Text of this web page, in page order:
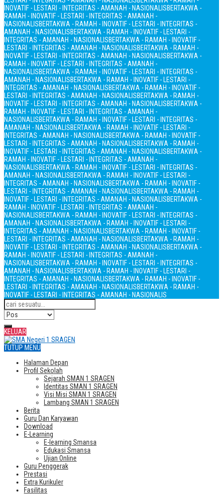
INOVATIF - LESTARI - INTEGRITAS - AMANAH - NASIONALISBERTAKWA -
RAMAH - INOVATIF - LESTARI - INTEGRITAS - AMANAH -
NASIONALISBERTAKWA - RAMAH - INOVATIF - LESTARI - INTEGRITAS -
AMANAH - NASIONALISBERTAKWA - RAMAH - INOVATIF - LESTARI -
INTEGRITAS - AMANAH - NASIONALISBERTAKWA - RAMAH - INOVATIF -
LESTARI - INTEGRITAS - AMANAH - NASIONALISBERTAKWA - RAMAH -
INOVATIF - LESTARI - INTEGRITAS - AMANAH - NASIONALISBERTAKWA -
RAMAH - INOVATIF - LESTARI - INTEGRITAS - AMANAH -
NASIONALISBERTAKWA - RAMAH - INOVATIF - LESTARI - INTEGRITAS -
AMANAH - NASIONALISBERTAKWA - RAMAH - INOVATIF - LESTARI -
INTEGRITAS - AMANAH - NASIONALISBERTAKWA - RAMAH - INOVATIF -
LESTARI - INTEGRITAS - AMANAH - NASIONALISBERTAKWA - RAMAH -
INOVATIF - LESTARI - INTEGRITAS - AMANAH - NASIONALISBERTAKWA -
RAMAH - INOVATIF - LESTARI - INTEGRITAS - AMANAH -
NASIONALISBERTAKWA - RAMAH - INOVATIF - LESTARI - INTEGRITAS -
AMANAH - NASIONALISBERTAKWA - RAMAH - INOVATIF - LESTARI -
INTEGRITAS - AMANAH - NASIONALISBERTAKWA - RAMAH - INOVATIF -
LESTARI - INTEGRITAS - AMANAH - NASIONALISBERTAKWA - RAMAH -
INOVATIF - LESTARI - INTEGRITAS - AMANAH - NASIONALISBERTAKWA -
RAMAH - INOVATIF - LESTARI - INTEGRITAS - AMANAH -
NASIONALISBERTAKWA - RAMAH - INOVATIF - LESTARI - INTEGRITAS -
AMANAH - NASIONALISBERTAKWA - RAMAH - INOVATIF - LESTARI -
INTEGRITAS - AMANAH - NASIONALISBERTAKWA - RAMAH - INOVATIF -
LESTARI - INTEGRITAS - AMANAH - NASIONALISBERTAKWA - RAMAH -
INOVATIF - LESTARI - INTEGRITAS - AMANAH - NASIONALISBERTAKWA -
RAMAH - INOVATIF - LESTARI - INTEGRITAS - AMANAH -
NASIONALISBERTAKWA - RAMAH - INOVATIF - LESTARI - INTEGRITAS -
AMANAH - NASIONALISBERTAKWA - RAMAH - INOVATIF - LESTARI -
INTEGRITAS - AMANAH - NASIONALISBERTAKWA - RAMAH - INOVATIF -
LESTARI - INTEGRITAS - AMANAH - NASIONALISBERTAKWA - RAMAH -
INOVATIF - LESTARI - INTEGRITAS - AMANAH - NASIONALISBERTAKWA -
RAMAH - INOVATIF - LESTARI - INTEGRITAS - AMANAH -
NASIONALISBERTAKWA - RAMAH - INOVATIF - LESTARI - INTEGRITAS -
AMANAH - NASIONALISBERTAKWA - RAMAH - INOVATIF - LESTARI -
INTEGRITAS - AMANAH - NASIONALISBERTAKWA - RAMAH - INOVATIF -
LESTARI - INTEGRITAS - AMANAH - NASIONALISBERTAKWA - RAMAH -
INOVATIF - LESTARI - INTEGRITAS - AMANAH - NASIONALIS
KELUAR
TUTUP MENU
Halaman Depan
Profil Sekolah
Sejarah SMAN 1 SRAGEN
Identitas SMAN 1 SRAGEN
Visi Misi SMAN 1 SRAGEN
Lambang SMAN 1 SRAGEN
Berita
Guru Dan Karyawan
Download
E-Learning
E-learning Smansa
Edukasi Smansa
Ujian Online
Guru Penggerak
Prestasi
Extra Kurikuler
Fasilitas